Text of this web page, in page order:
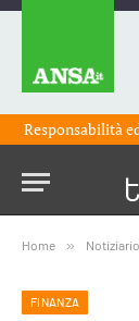
Responsabilità
Home » Notiziario
FINANZA